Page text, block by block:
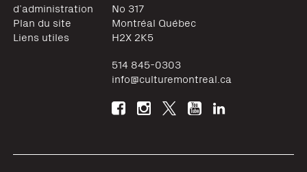
d’administration
Plan du site
Liens utiles
No 317
Montréal Québec
H2X 2K5
514 845-0303
info@culturemontreal.ca